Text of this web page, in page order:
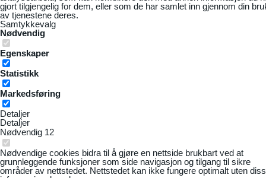
gjort tilgjengelig for dem, eller som de har samlet inn gjennom din
av tjenestene deres.
Samtykkevalg
Nødvendig
Egenskaper
Statistikk
Markedsføring
Detaljer
Detaljer
Nødvendig 12
Nødvendige cookies bidra til å gjøre en nettside brukbart ved at
grunnleggende funksjoner som side navigasjon og tilgang til sikre
områder av nettstedet. Nettstedet kan ikke fungere optimalt uten